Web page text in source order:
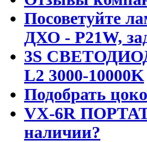
Посоветуйте
ДХО - P21W,
3S
L2 3000-10000K
Подобрать
VX-6R
наличии?